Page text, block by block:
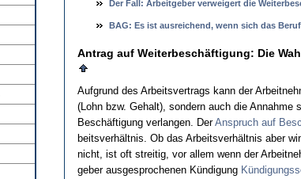
Der Fall: Ar­beit­ge­ber ver­wei­gert die
BAG: Es ist aus­rei­chend, wenn sich das
An­trag auf Wei­ter­beschäfti­gung: Die
Auf­grund des Ar­beits­ver­trags kann der
(Lohn bzw. Ge­halt), son­dern auch die An­nah­me
Beschäfti­gung ver­lan­gen. DerAn­spruch auf
beits­verhält­nis. Ob das Ar­beits­verhält­nis aber
nicht, ist oft strei­tig, vor al­lem wenn der
ge­ber aus­ge­spro­che­nen Kündi­gung